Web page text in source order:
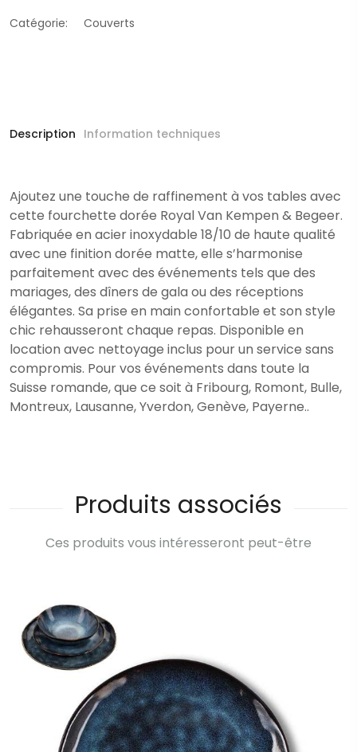
Catégorie: Couverts
Description Information techniques
Ajoutez une touche de raffinement à vos tables avec
cette fourchette dorée Royal Van Kempen & Begeer.
Fabriquée en acier inoxydable 18/10 de haute qualité
avec une finition dorée matte, elle s’harmonise
parfaitement avec des événements tels que des
mariages, des dîners de gala ou des réceptions
élégantes. Sa prise en main confortable et son style
chic rehausseront chaque repas. Disponible en
location avec nettoyage inclus pour un service sans
compromis. Pour vos événements dans toute la
Suisse romande, que ce soit à Fribourg, Romont, Bulle,
Montreux, Lausanne, Yverdon, Genève, Payerne..
Produits associés
Ces produits vous intéresseront peut-être